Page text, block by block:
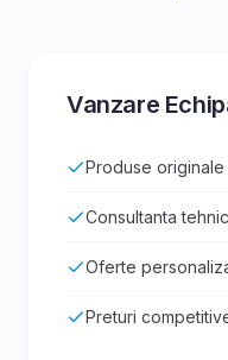
Vanzare
Produse originale
Consultanta
Oferte
Preturi